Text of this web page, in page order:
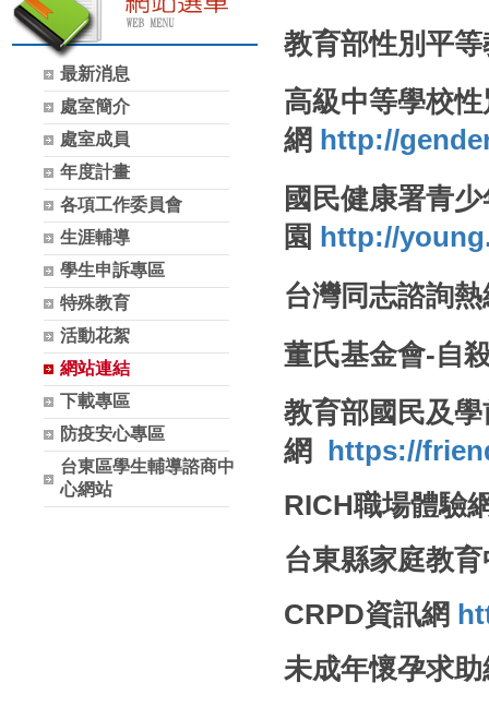
最新消息
處室簡介
處室成員
年度計畫
各項工作委員會
生涯輔導
學生申訴專區
特殊教育
活動花絮
網站連結
下載專區
防疫安心專區
台東區學生輔導諮商中
心網站
教育部性別平
高級中等學校
網 http://
國民健康署青
園 http://
台灣同志諮詢
董氏基金會-自
教育部國民及
網
https://
RICH職場體驗
台東縣家庭教
CRPD資訊網
未成年懷孕求